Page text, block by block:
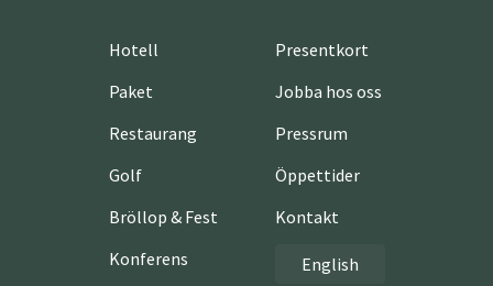
Hotell
Paket
Restaurang
Golf
Bröllop & Fest
Konferens
Presentkort
Jobba hos oss
Pressrum
Öppettider
Kontakt
English